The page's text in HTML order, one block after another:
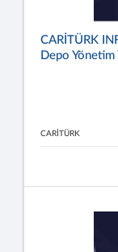
CARİTÜRK
Depo Yönetim
CARİTÜRK